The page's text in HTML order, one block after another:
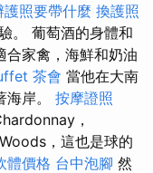
護照要帶什麼 換護照
。 葡萄酒的身體和
合家禽，海鮮和奶油
茶會 當他在大南
岸。 按摩證照
，
Woods，這也是球的
體價格 台中泡腳 然